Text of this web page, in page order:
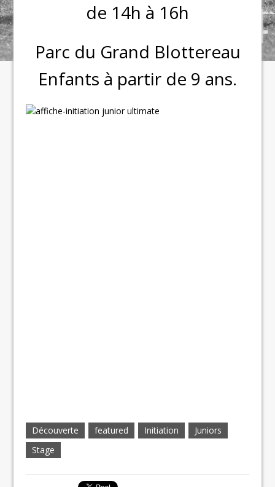
de 14h à 16h
Parc du Grand Blottereau
Enfants à partir de 9 ans.
Découverte featured Initiation
Juniors
Stage